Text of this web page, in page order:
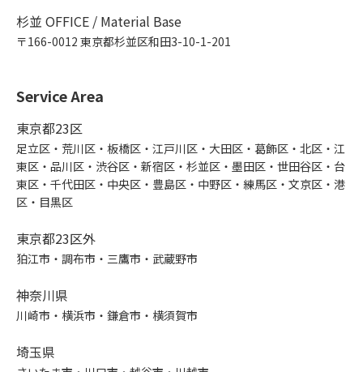
杉並 OFFICE / Material Base
〒166-0012 東京都杉並区和田3-10-1-201
Service Area
東京都23区
足立区・荒川区・板橋区・江戸川区・大田区・葛飾区・北区・江
東区・品川区・渋谷区・新宿区・杉並区・墨田区・世田谷区・台
東区・千代田区・中央区・豊島区・中野区・練馬区・文京区・港
区・目黒区
東京都23区外
狛江市・調布市・三鷹市・武蔵野市
神奈川県
川崎市・横浜市・鎌倉市・横須賀市
埼玉県